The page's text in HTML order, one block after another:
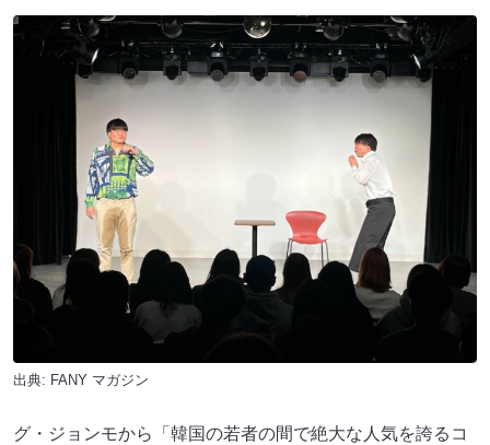
出典: FANY マガジン
グ・ジョンモから「韓国の若者の間で絶大な人気を誇るコ